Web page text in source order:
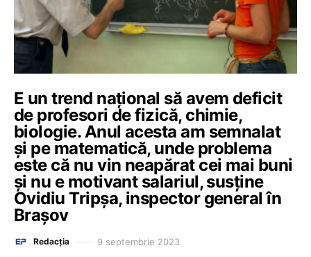
E un trend național să avem deficit
de profesori de fizică, chimie,
biologie. Anul acesta am semnalat
și pe matematică, unde problema
este că nu vin neapărat cei mai buni
și nu e motivant salariul, susține
Ovidiu Tripșa, inspector general în
Brașov
Redacția 9 septembrie 2023